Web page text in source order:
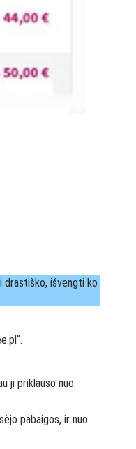
drastiško, išvengti ko
ji priklauso nuo
pabaigos, ir nuo